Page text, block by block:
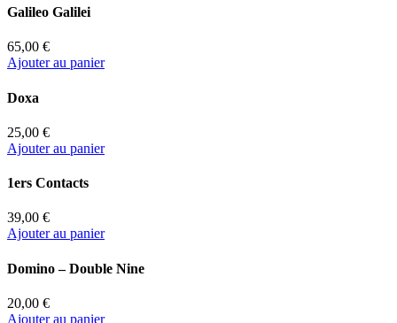
Galileo Galilei
65,00 €
Ajouter au panier
Doxa
25,00 €
Ajouter au panier
1ers Contacts
39,00 €
Ajouter au panier
Domino – Double Nine
20,00 €
Ajouter au panier